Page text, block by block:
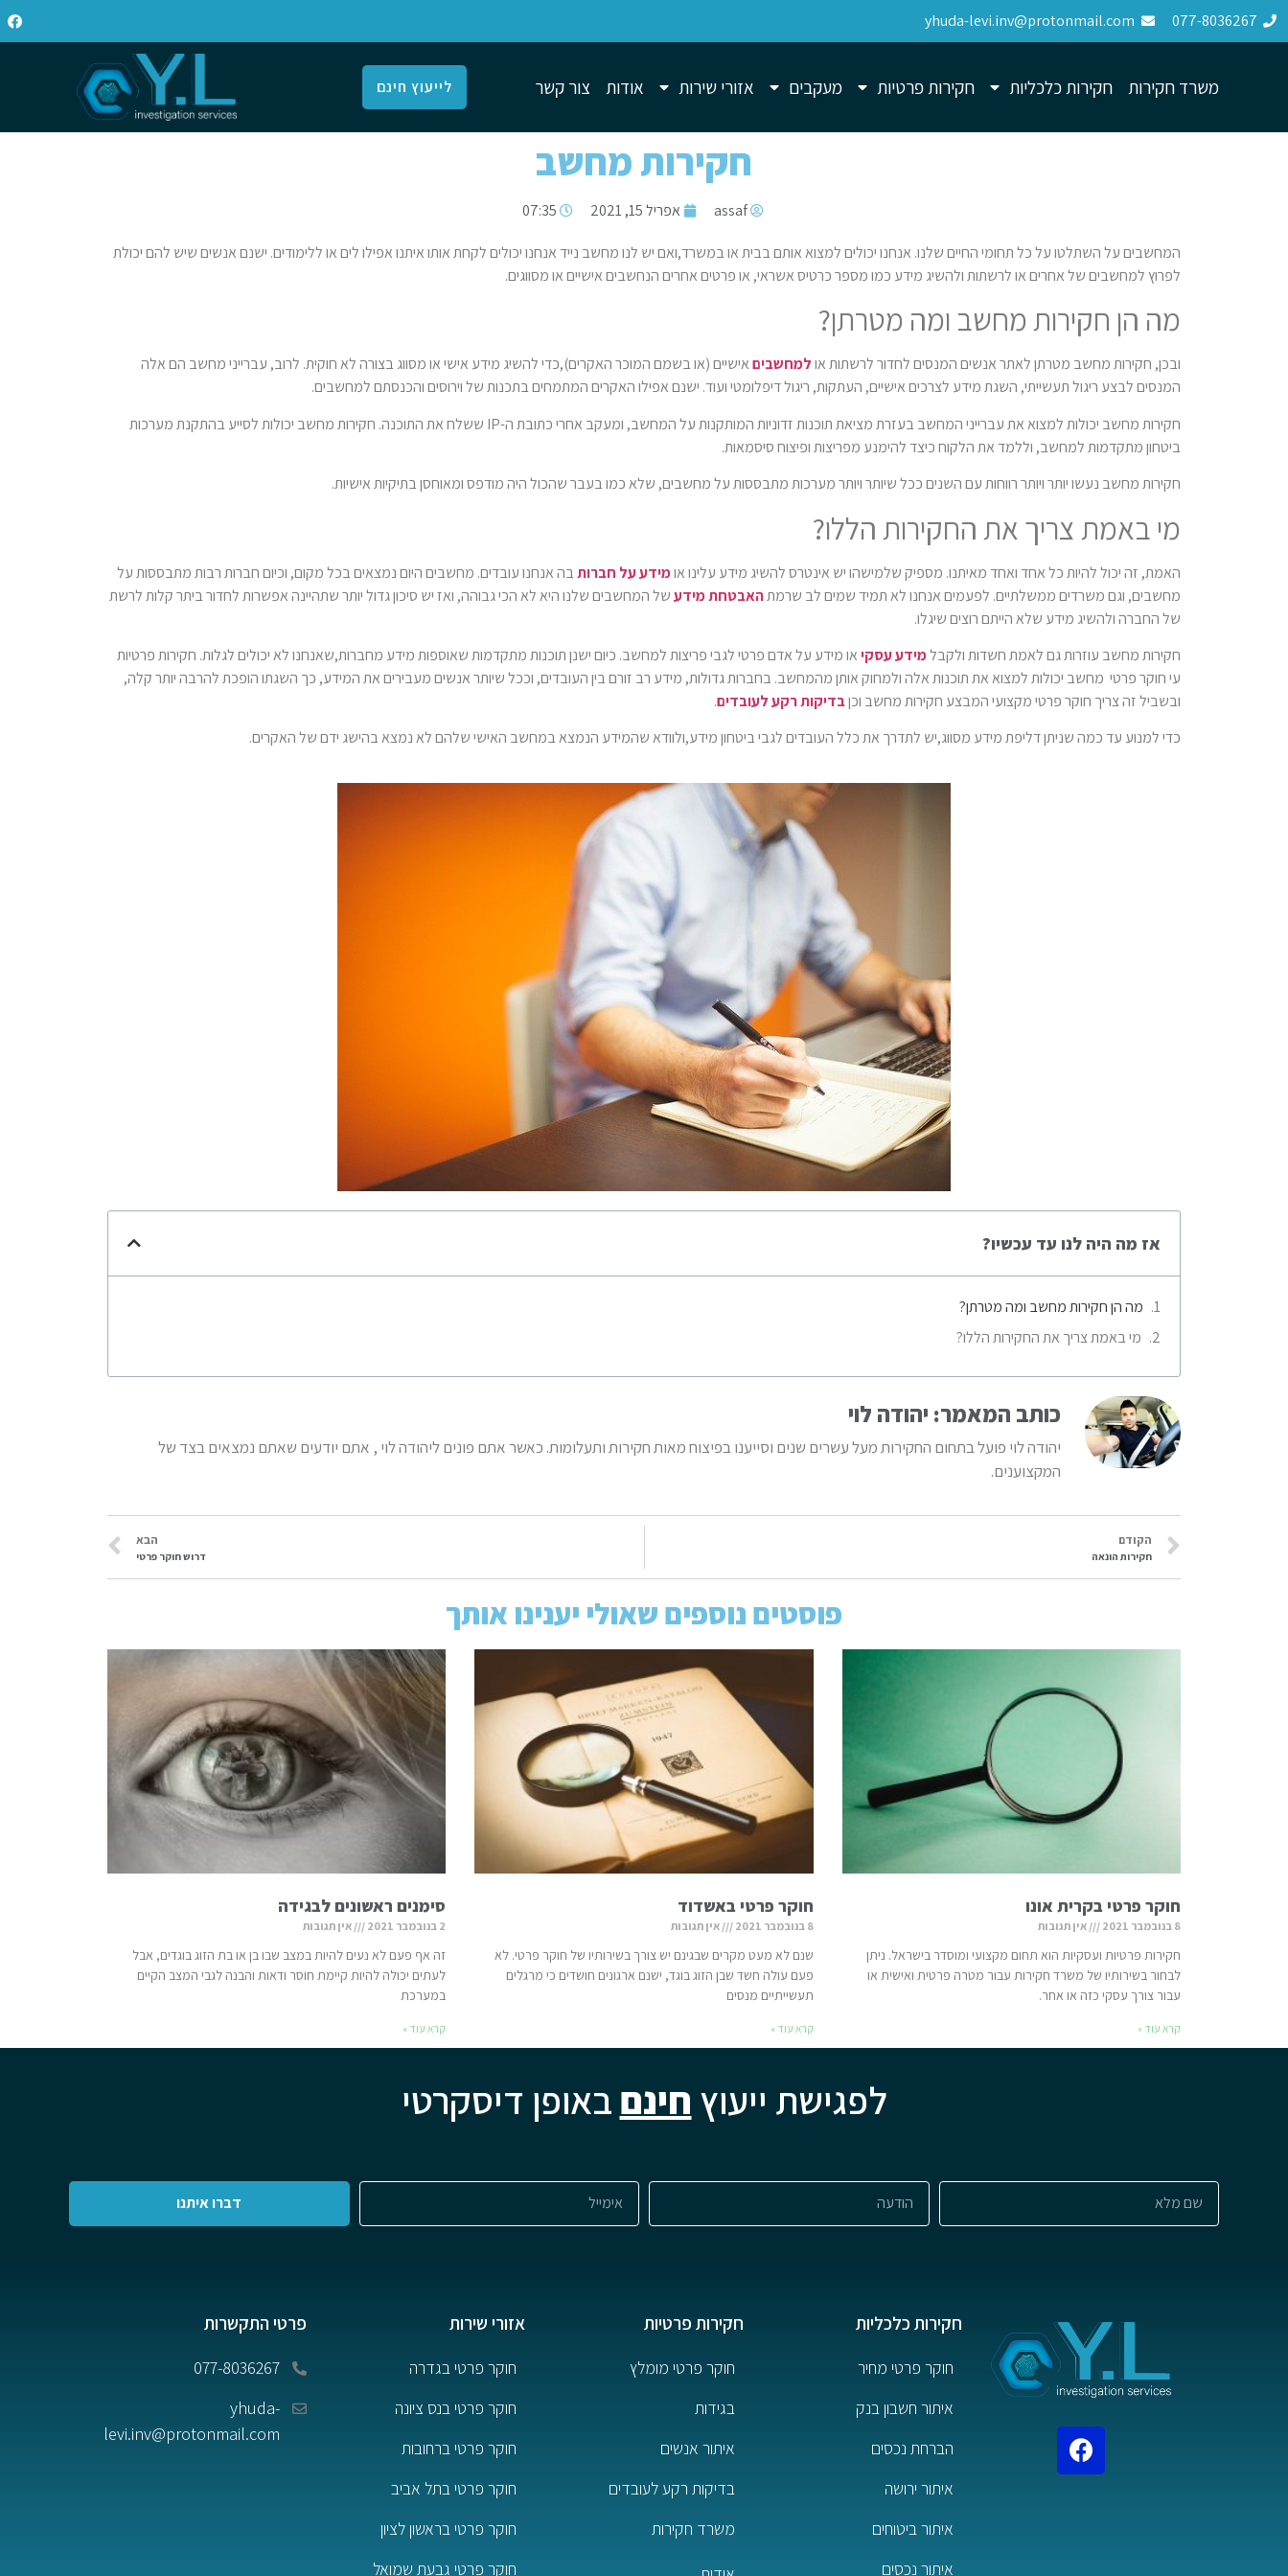
077-8036267
yhuda-levi.inv@protonmail.com
משרד חקירות חקירות כלכליות חקירות פרטיות מעקבים אזורי שירות אודות צור קשר לייעוץ חינם
חקירות מחשב
assaf אפריל 15, 2021 07:35
המחשבים על השתלטו על כל תחומי החיים שלנו. אנחנו יכולים למצוא אותם בבית או במשרד,ואם יש לנו מחשב נייד אנחנו יכולים לקחת אותו איתנו אפילו לים או ללימודים. ישנם אנשים שיש להם יכולת
לפרוץ למחשבים של אחרים או לרשתות ולהשיג מידע כמו מספר כרטיס אשראי, או פרטים אחרים הנחשבים אישיים או מסווגים.
מה הן חקירות מחשב ומה מטרתן?
ובכן, חקירות מחשב מטרתן לאתר אנשים המנסים לחדור לרשתות אולמחשביםאישיים (או בשמם המוכר האקרים),כדי להשיג מידע אישי או מסווג בצורה לא חוקית. לרוב, עברייני מחשב הם אלה
המנסים לבצע ריגול תעשייתי, השגת מידע לצרכים אישיים, העתקות, ריגול דיפלומטי ועוד. ישנם אפילו האקרים המתמחים בתכנות של וירוסים והכנסתם למחשבים.
חקירות מחשב יכולות למצוא את עברייני המחשב בעזרת מציאת תוכנות זדוניות המותקנות על המחשב, ומעקב אחרי כתובת ה-IP ששלח את התוכנה. חקירות מחשב יכולות לסייע בהתקנת מערכות
ביטחון מתקדמות למחשב, וללמד את הלקוח כיצד להימנע מפריצות ופיצוח סיסמאות.
חקירות מחשב נעשו יותר ויותר רווחות עם השנים ככל שיותר ויותר מערכות מתבססות על מחשבים, שלא כמו בעבר שהכול היה מודפס ומאוחסן בתיקיות אישיות.
מי באמת צריך את החקירות הללו?
האמת, זה יכול להיות כל אחד ואחד מאיתנו. מספיק שלמישהו יש אינטרס להשיג מידע עלינו אומידע על חברותבה אנחנו עובדים. מחשבים היום נמצאים בכל מקום, וכיום חברות רבות מתבססות על
מחשבים, וגם משרדים ממשלתיים. לפעמים אנחנו לא תמיד שמים לב שרמתהאבטחת מידעשל המחשבים שלנו היא לא הכי גבוהה, ואז יש סיכון גדול יותר שתהיינה אפשרות לחדור ביתר קלות לרשת
של החברה ולהשיג מידע שלא הייתם רוצים שיגלו.
חקירות מחשב עוזרות גם לאמת חשדות ולקבלמידע עסקיאו מידע על אדם פרטי לגבי פריצות למחשב. כיום ישנן תוכנות מתקדמות שאוספות מידע מחברות,שאנחנו לא יכולים לגלות. חקירות פרטיות
עי חוקר פרטי מחשב יכולות למצוא את תוכנות אלה ולמחוק אותן מהמחשב. בחברות גדולות, מידע רב זורם בין העובדים, וככל שיותר אנשים מעבירים את המידע, כך השגתו הופכת להרבה יותר קלה,
ובשביל זה צריך חוקר פרטי מקצועי המבצע חקירות מחשב וכןבדיקות רקע לעובדים.
כדי למנוע עד כמה שניתן דליפת מידע מסווג,יש לתדרך את כלל העובדים לגבי ביטחון מידע,ולוודא שהמידע הנמצא במחשב האישי שלהם לא נמצא בהישג ידם של האקרים.
אז מה היה לנו עד עכשיו?
מה הן חקירות מחשב ומה מטרתן?
מי באמת צריך את החקירות הללו?
כותב המאמר: יהודה לוי
יהודה לוי פועל בתחום החקירות מעל עשרים שנים וסייענו בפיצוח מאות חקירות ותעלומות. כאשר אתם פונים ליהודה לוי , אתם יודעים שאתם נמצאים בצד של
המקצוענים.
הקודם
חקירות הונאה
הבא
דרוש חוקר פרטי
פוסטים נוספים שאולי יענינו אותך
חוקר פרטי בקרית אונו
8 בנובמבר 2021 אין תגובות
חקירות פרטיות ועסקיות הוא תחום מקצועי ומוסדר בישראל. ניתן
לבחור בשירותיו של משרד חקירות עבור מטרה פרטית ואישית או
עבור צורך עסקי כזה או אחר.
קרא עוד »
חוקר פרטי באשדוד
8 בנובמבר 2021 אין תגובות
שנם לא מעט מקרים שבגינם יש צורך בשירותיו של חוקר פרטי. לא
פעם עולה חשד שבן הזוג בוגד, ישנם ארגונים חושדים כי מרגלים
תעשייתיים מנסים
קרא עוד »
סימנים ראשונים לבגידה
2 בנובמבר 2021 אין תגובות
זה אף פעם לא נעים להיות במצב שבו בן או בת הזוג בוגדים, אבל
לעתים יכולה להיות קיימת חוסר ודאות והבנה לגבי המצב הקיים
במערכת
קרא עוד »
לפגישת ייעוץ חינםבאופן דיסקרטי
דברו איתנו
חקירות כלכליות
חוקר פרטי מחיר
איתור חשבון בנק
הברחת נכסים
איתור ירושה
איתור ביטוחים
איתור נכסים
חקירות פרטיות
חוקר פרטי מומלץ
בגידות
איתור אנשים
בדיקות רקע לעובדים
משרד חקירות
אזורי שירות
חוקר פרטי בגדרה
חוקר פרטי בנס ציונה
חוקר פרטי ברחובות
חוקר פרטי בתל אביב
חוקר פרטי בראשון לציון
חוקר פרטי גבעת שמואל
פרטי התקשרות
077-8036267
yhuda-
levi.inv@protonmail.com